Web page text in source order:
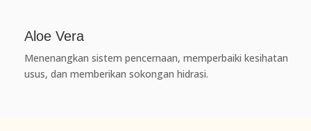
Aloe Vera
Menenangkan sistem pencernaan, memperbaiki kesihatan
usus, dan memberikan sokongan hidrasi.